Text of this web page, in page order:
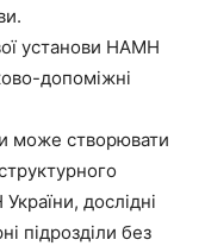
установи НАМН
допоміжні
може створювати
дослідні
підрозділи без